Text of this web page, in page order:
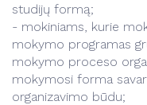
studijų formą;
- mokiniams, kurie
mokymo programas
mokymo proceso
mokymosi forma
organizavimo būdu;